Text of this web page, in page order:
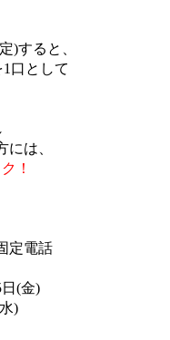
)すると、
口として
は、
！
定電話
(金)
)